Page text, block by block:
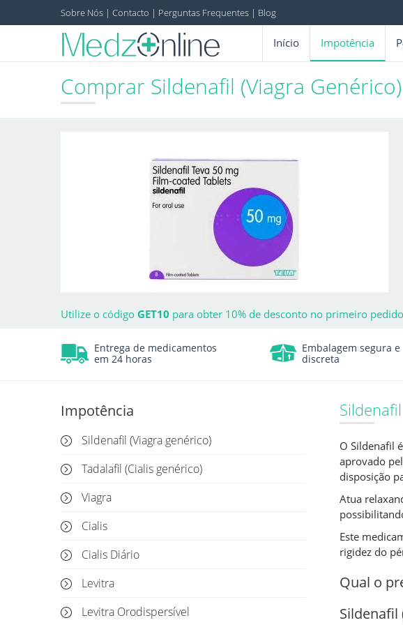
Sobre Nós | Contacto | Perguntas Frequentes | Blog
Início Impotência
Comprar Sildenafil (Viagra
Utilize o código GET10 para obter 10% de desconto no primeiro pedido
Entrega de medicamentos
em 24 horas
Embalagem segura e
discreta
Sildenafil
O Sildenafil
aprovado
disposição
Atua
Este
rigidez do
Qual o
Sildenafil
Impotência
Sildenafil (Viagra genérico)
Tadalafil (Cialis genérico)
Viagra
Cialis
Cialis Diário
Levitra
Levitra Orodispersível